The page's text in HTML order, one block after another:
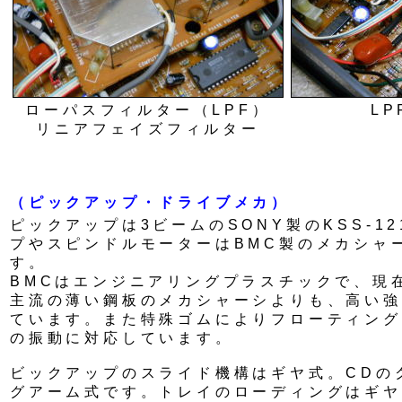
ローパスフィルター（LPF）
リニアフェイズフィルター
（ピックアップ・ドライブメカ）
ピックアップは3ビームのSONY製のKSS-
プやスピンドルモーターはBMC製のメカシャ
す。
BMCはエンジニアリングプラスチックで、現
主流の薄い鋼板のメカシャーシよりも、高い
ています。また特殊ゴムによりフローティン
の振動に対応しています。
ビックアップのスライド機構はギヤ式。CDの
グアーム式です。トレイのローディングはギ